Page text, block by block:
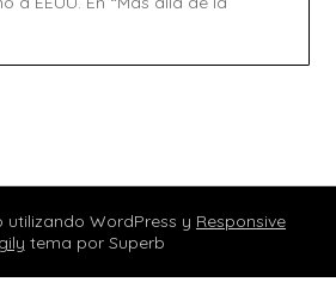
utilizando WordPress y Responsive
tema por Superb